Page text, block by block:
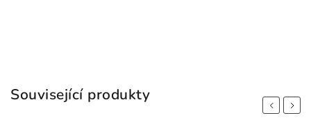
Související produkty
PreviousNext